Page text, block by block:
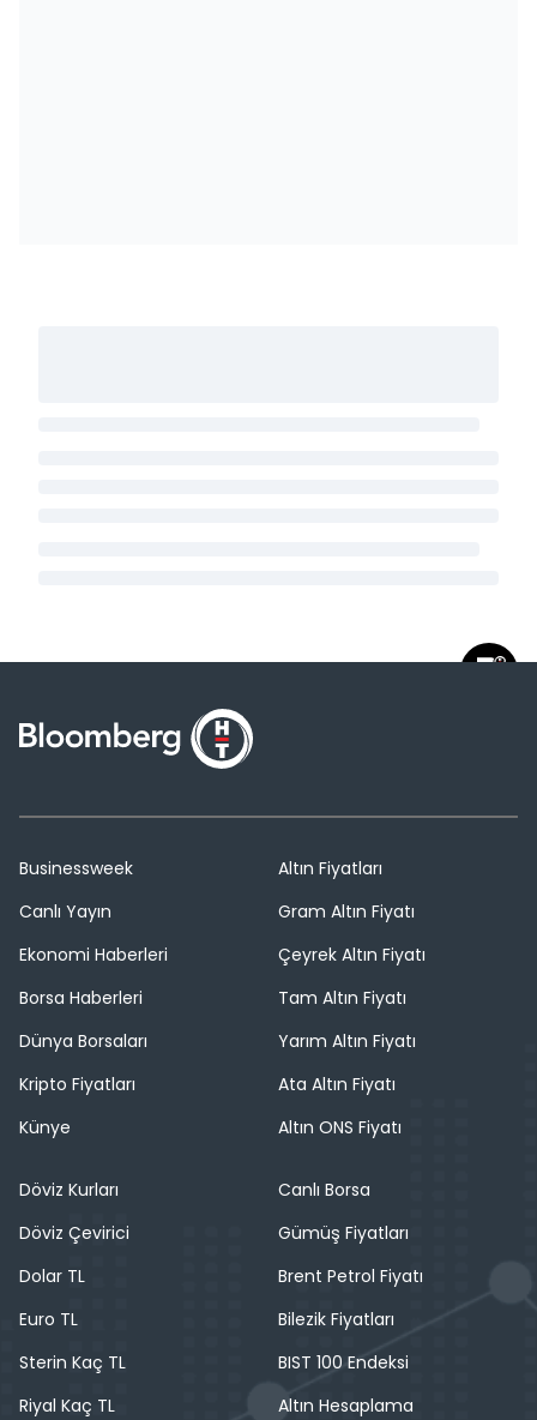
Businessweek
Canlı Yayın
Ekonomi Haberleri
Borsa Haberleri
Dünya Borsaları
Kripto Fiyatları
Künye
Altın Fiyatları
Gram Altın Fiyatı
Çeyrek Altın Fiyatı
Tam Altın Fiyatı
Yarım Altın Fiyatı
Ata Altın Fiyatı
Altın ONS Fiyatı
Döviz Kurları
Döviz Çevirici
Dolar TL
Euro TL
Sterin Kaç TL
Riyal Kaç TL
Canlı Borsa
Gümüş Fiyatları
Brent Petrol Fiyatı
Bilezik Fiyatları
BIST 100 Endeksi
Altın Hesaplama